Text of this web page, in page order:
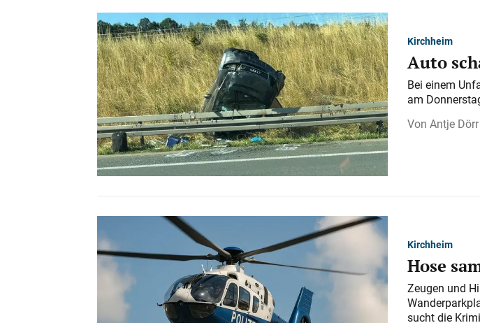
Kirchheim
Auto
Bei einem
am
Antje Dörr
Kirchheim
Hose
Zeugen und
sucht die